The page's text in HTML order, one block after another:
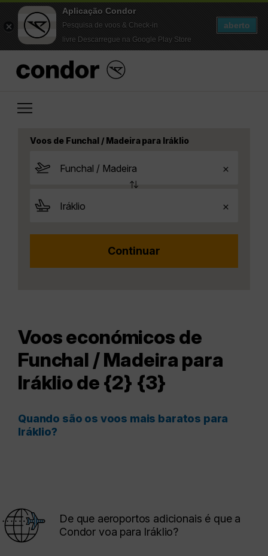
Aplicação Condor
Pesquisa de voos & Check-in
livre Descarregue na Google Play Store
aberto
Voos de Funchal / Madeira para Iráklio
Voos económicos de
Funchal / Madeira para
Iráklio de {2} {3}
Quando são os voos mais baratos para
Iráklio?
De que aeroportos adicionais é que a
Condor voa para Iráklio?